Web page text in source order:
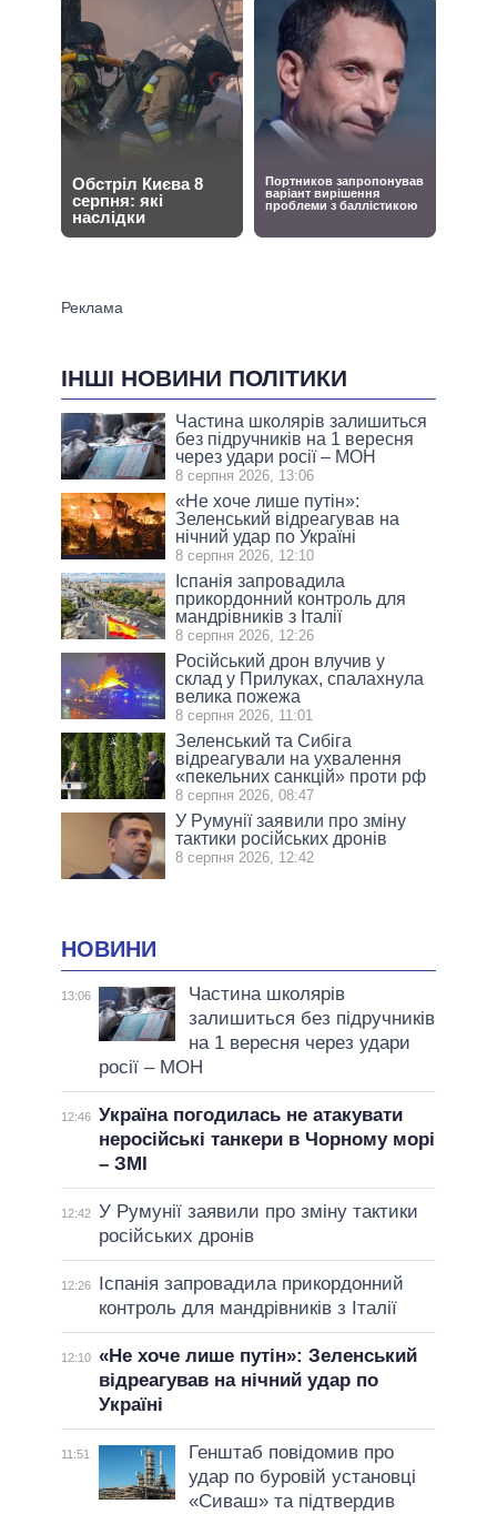
ІНШІ НОВИНИ ПОЛІТИКИ
Частина школярів залишиться
без підручників на 1 вересня
через удари росії – МОН
8 серпня 2026, 13:06
«Не хоче лише путін»:
Зеленський відреагував на
нічний удар по Україні
8 серпня 2026, 12:10
Іспанія запровадила
прикордонний контроль для
мандрівників з Італії
8 серпня 2026, 12:26
Російський дрон влучив у
склад у Прилуках, спалахнула
велика пожежа
8 серпня 2026, 11:01
Зеленський та Сибіга
відреагували на ухвалення
«пекельних санкцій» проти рф
8 серпня 2026, 08:47
У Румунії заявили про зміну
тактики російських дронів
8 серпня 2026, 12:42
НОВИНИ
13:06
Частина школярів
залишиться без підручників
на 1 вересня через удари
росії – МОН
12:46 Україна погодилась не атакувати
неросійські танкери в Чорному морі
– ЗМІ
12:42 У Румунії заявили про зміну тактики
російських дронів
12:26
Іспанія запровадила прикордонний
контроль для мандрівників з Італії
12:10 «Не хоче лише путін»: Зеленський
відреагував на нічний удар по
Україні
11:51
Генштаб повідомив про
удар по буровій установці
«Сиваш» та підтвердив